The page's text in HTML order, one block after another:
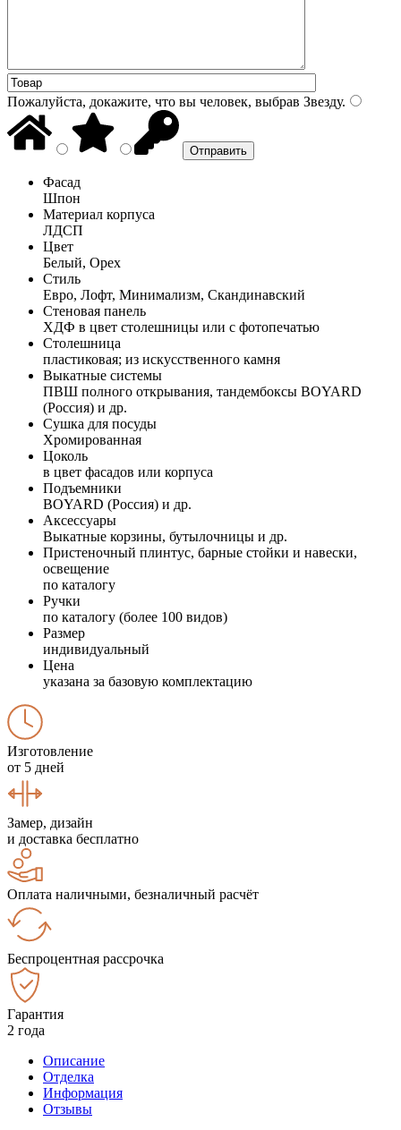
Пожалуйста, докажите, что вы человек, выбрав Звезду.
Фасад
Шпон
Материал корпуса
ЛДСП
Цвет
Белый, Орех
Стиль
Евро, Лофт, Минимализм, Скандинавский
Стеновая панель
ХДФ в цвет столешницы или с фотопечатью
Столешница
пластиковая; из искусственного камня
Выкатные системы
ПВШ полного открывания, тандембоксы BOYARD
(Россия) и др.
Сушка для посуды
Хромированная
Цоколь
в цвет фасадов или корпуса
Подъемники
BOYARD (Россия) и др.
Аксессуары
Выкатные корзины, бутылочницы и др.
Пристеночный плинтус, барные стойки и навески,
освещение
по каталогу
Ручки
по каталогу (более 100 видов)
Размер
индивидуальный
Цена
указана за базовую комплектацию
Изготовление
от 5 дней
Замер, дизайн
и доставка бесплатно
Оплата наличными, безналичный расчёт
Беспроцентная рассрочка
Гарантия
2 года
Описание
Отделка
Информация
Отзывы